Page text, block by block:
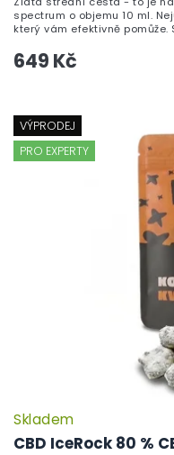
649 Kč
spectrum o objemu 10 ml.
který vám efektivně pomůže.
VÝPRODEJ
PRO EXPERTY
CBD IceRock 80 %
Skladem